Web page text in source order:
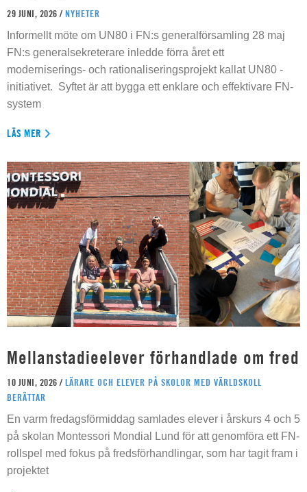
29 JUNI, 2026 / NYHETER
Informellt möte om UN80 i FN:s generalförsamling 28 maj
FN:s generalsekreterare inledde förra året ett
moderniserings- och rationaliseringsprojekt kallat UN80 -
initiativet. Syftet är att bygga ett enklare och effektivare FN-
system
LÄS MER
Mellanstadieelever förhandlade om fred
10 JUNI, 2026 / LÄRARE OCH ELEVER PÅ SKOLOR MED VÄRLDSKOLL
BERÄTTAR
En varm fredagsförmiddag samlades elever i årskurs 4 och 5
på skolan Montessori Mondial Lund för att genomföra ett FN-
rollspel med fokus på fredsförhandlingar, som har tagit fram i
projektet